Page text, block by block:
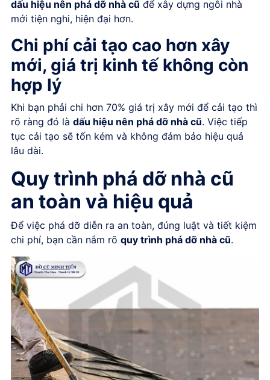
dấu hiệu nên phá dỡ nhà cũ để xây dựng ngôi nhà
mới tiện nghi, hiện đại hơn.
Chi phí cải tạo cao hơn xây
mới, giá trị kinh tế không còn
hợp lý
Khi bạn phải chi hơn 70% giá trị xây mới để cải tạo thì
rõ ràng đó là dấu hiệu nên phá dỡ nhà cũ. Việc tiếp
tục cải tạo sẽ tốn kém và không đảm bảo hiệu quả
lâu dài.
Quy trình phá dỡ nhà cũ
an toàn và hiệu quả
Để việc phá dỡ diễn ra an toàn, đúng luật và tiết kiệm
chi phí, bạn cần nắm rõ quy trình phá dỡ nhà cũ.